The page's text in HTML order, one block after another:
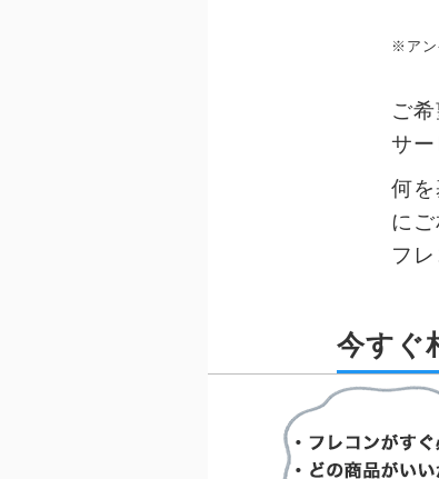
※アン
ご
サー
何
にご
フ
今すぐ